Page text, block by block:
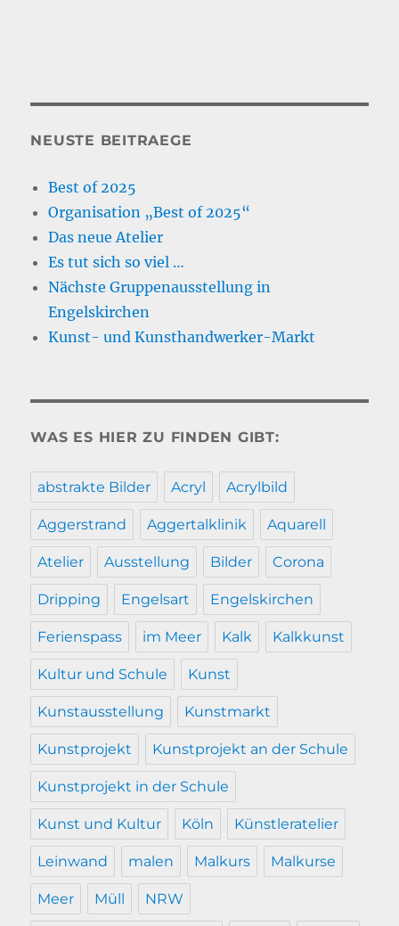
NEUSTE BEITRAEGE
Best of 2025
Organisation „Best of 2025“
Das neue Atelier
Es tut sich so viel …
Nächste Gruppenausstellung in
Engelskirchen
Kunst- und Kunsthandwerker-Markt
WAS ES HIER ZU FINDEN GIBT:
abstrakte Bilder Acryl Acrylbild
Aggerstrand Aggertalklinik Aquarell
Atelier Ausstellung Bilder Corona
Dripping Engelsart Engelskirchen
Ferienspass im Meer Kalk Kalkkunst
Kultur und Schule Kunst
Kunstausstellung Kunstmarkt
Kunstprojekt Kunstprojekt an der Schule
Kunstprojekt in der Schule
Kunst und Kultur Köln Künstleratelier
Leinwand malen Malkurs Malkurse
Meer Müll NRW